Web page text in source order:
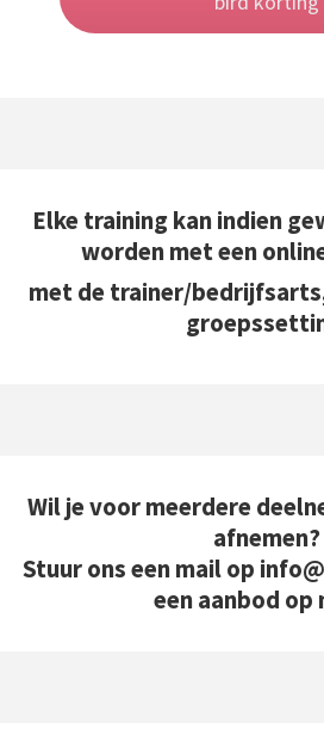
Elke training kan indien
worden met een
met de trainer/
Wil je voor meerdere
afnemen?
Stuur ons een mail op
een aanbod op